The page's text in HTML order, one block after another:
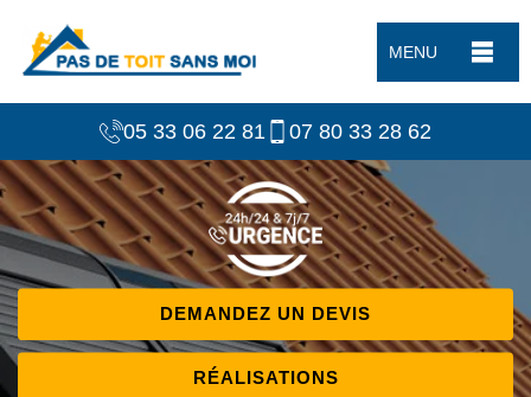
MENU
05 33 06 22 81 07 80 33 28 62
DEMANDEZ UN DEVIS
RÉALISATIONS